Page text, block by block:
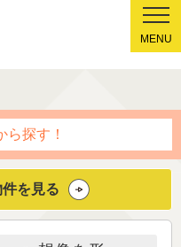
MENU
ら探す！
を見る